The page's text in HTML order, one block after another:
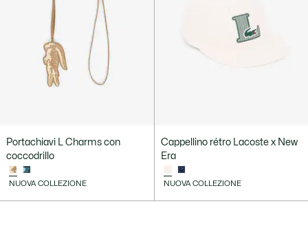
Portachiavi L Charms con
coccodrillo
NUOVA COLLEZIONE
Cappellino rétro Lacoste x New
Era
NUOVA COLLEZIONE